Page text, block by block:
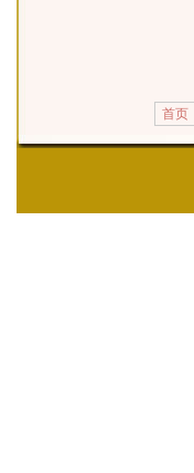
首页